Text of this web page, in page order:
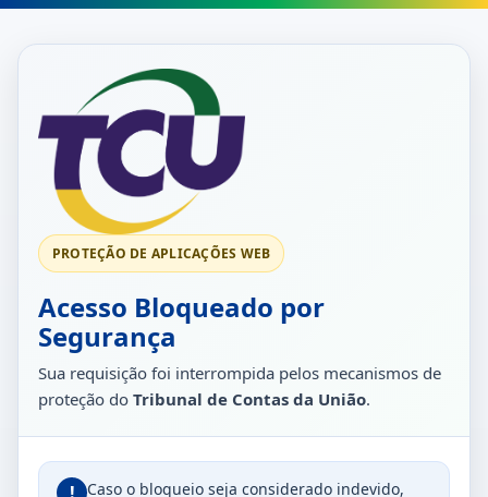
PROTEÇÃO DE APLICAÇÕES WEB
Acesso Bloqueado por
Segurança
Sua requisição foi interrompida pelos mecanismos de
proteção do Tribunal de Contas da União.
Caso o bloqueio seja considerado indevido,